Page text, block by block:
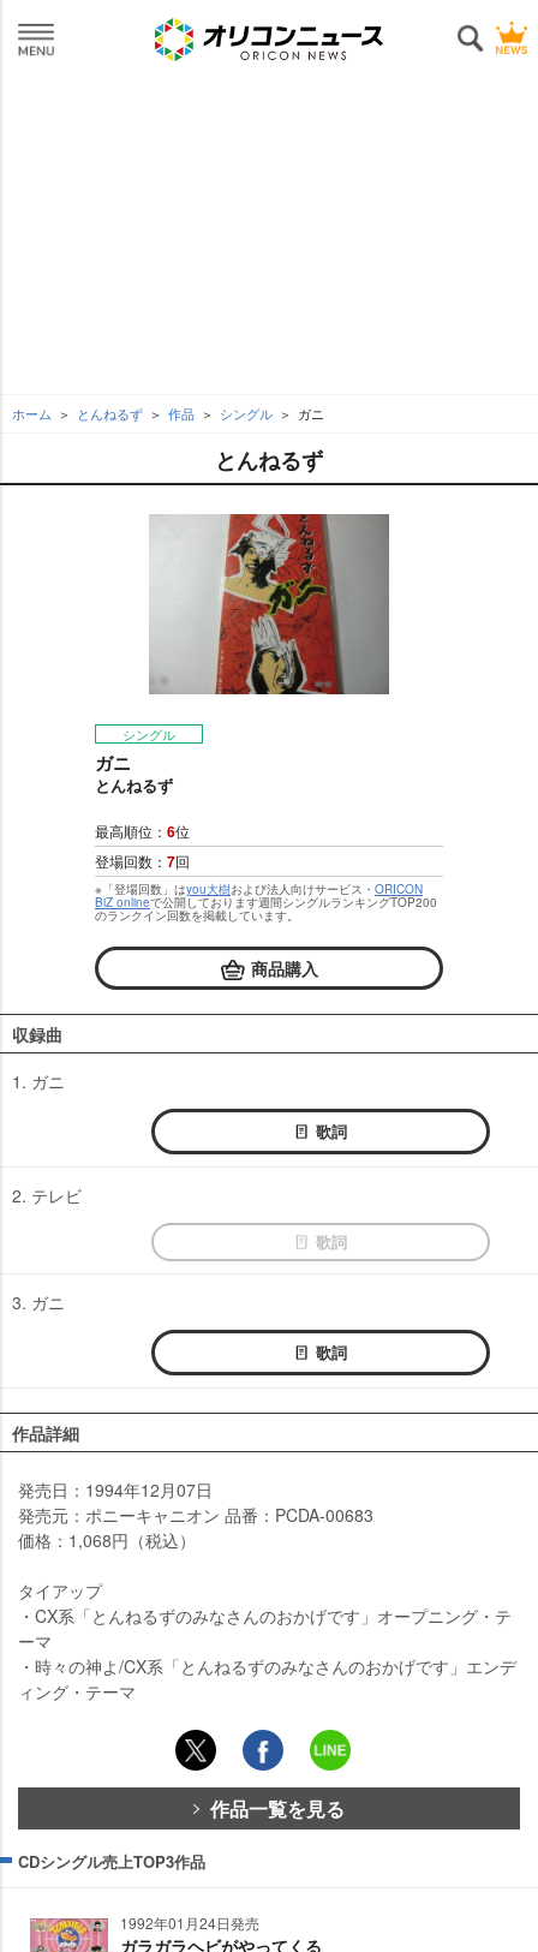
ホーム とんねるず 作品 シングル ガニ
とんねるず
シングル
ガニ
とんねるず
最高順位： 6位
登場回数： 7回
※「登場回数」はyou大樹および法人向けサービス・ ORICON
BiZ onlineで公開しております週間シングルランキングTOP200
のランクイン回数を掲載しています。
商品購入
収録曲
1. ガニ
歌詞
2. テレビ
歌詞
3. ガニ
歌詞
作品詳細
発売日：1994年12月07日
発売元：ポニーキャニオン 品番：PCDA-00683
価格：1,068円（税込）
タイアップ
・CX系「とんねるずのみなさんのおかげです」オープニング・テ
ーマ
・時々の神よ/CX系「とんねるずのみなさんのおかげです」エンデ
ィング・テーマ
作品一覧を見る
CDシングル売上TOP3作品
1992年01月24日発売
ガラガラヘビがやってくる